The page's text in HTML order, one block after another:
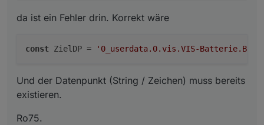
da ist ein Fehler drin. Korrekt wäre
const ZielDP = '0_userdata.0.vis.VIS-
Und der Datenpunkt (String / Zeichen) muss bereits
existieren.
Ro75.